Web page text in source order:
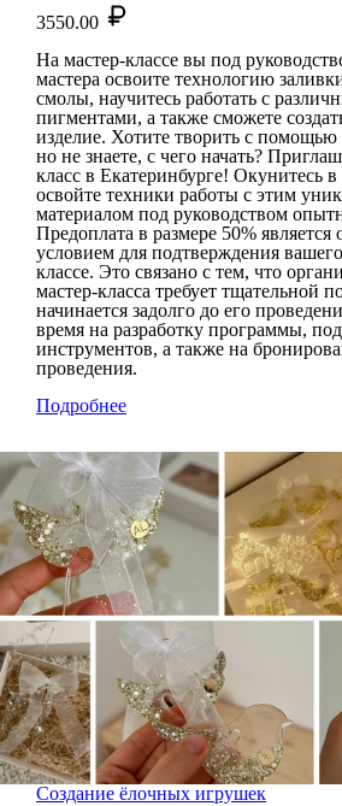
3550.00
На мастер-классе вы под
мастера освоите технологию
смолы, научитесь работать с
пигментами, а также сможете
изделие. Хотите творить с
но не знаете, с чего начать?
класс в Екатеринбурге! Окунитесь
освойте техники работы с этим
материалом под руководством
Предоплата в размере 50% является
условием для подтверждения
классе. Это связано с тем, что
мастер-класса требует тщательной
начинается задолго до его
время на разработку программы,
инструментов, а также на
проведения.
Подробнее
Создание ёлочных игрушек